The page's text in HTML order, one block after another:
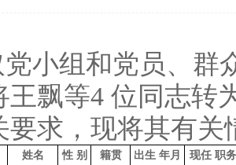
小组和党员、群
王飘等4 位同志转
要求，现将其有关
姓名 性 别 籍贯 出生 年月 现任 职务